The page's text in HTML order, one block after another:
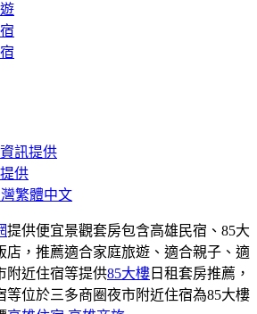
訊提供
供
灣繁體中文
提供便宜景觀套房包含高雄民宿、85大
店，推薦適合家庭旅遊、適合親子、適
附近住宿等提供85大樓 日租套房推薦，
等位於三多商圈夜市附近住宿為85大樓